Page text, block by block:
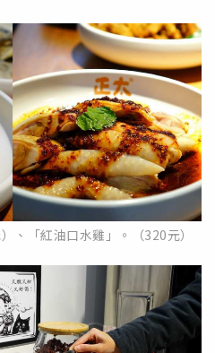
、「紅油口水雞」。（320元）